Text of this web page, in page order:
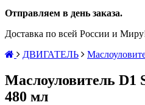
Отправляем в день заказа.
Доставка по всей России и
ДВИГАТЕЛЬ
Маслоуловитель D1
480 мл